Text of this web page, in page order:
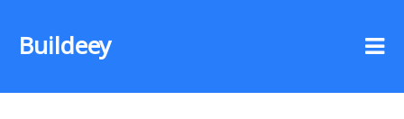
Buildeey